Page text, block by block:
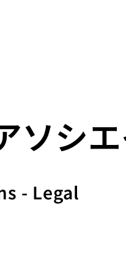
ソシ
- Legal